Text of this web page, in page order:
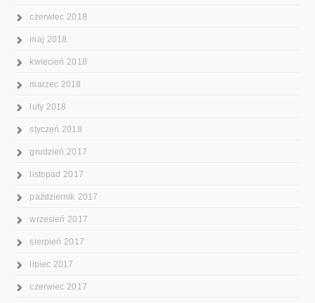
czerwiec 2018
maj 2018
kwiecień 2018
marzec 2018
luty 2018
styczeń 2018
grudzień 2017
listopad 2017
październik 2017
wrzesień 2017
sierpień 2017
lipiec 2017
czerwiec 2017